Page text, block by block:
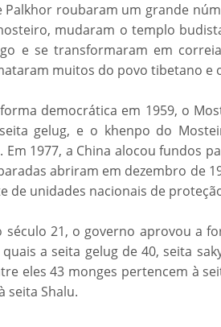
Palkhor roubaram um grande
mudaram o templo
e se transformaram em
muitos do povo tibetano e
democrática em 1959, o
gelug, e o khenpo do
Em 1977, a China alocou fundos
abriram em dezembro de
de unidades nacionais de
século 21, o governo aprovou a
a seita gelug de 40, seita
eles 43 monges pertencem à
seita Shalu.